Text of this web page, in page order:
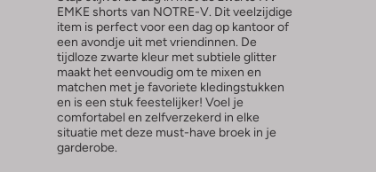
EMKE shorts van NOTRE-V. Dit veelzijdige
item is perfect voor een dag op kantoor of
een avondje uit met vriendinnen. De
tijdloze zwarte kleur met subtiele glitter
maakt het eenvoudig om te mixen en
matchen met je favoriete kledingstukken
en is een stuk feestelijker! Voel je
comfortabel en zelfverzekerd in elke
situatie met deze must-have broek in je
garderobe.